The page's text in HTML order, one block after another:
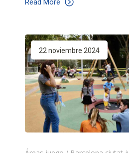
Read More
22 noviembre 2024